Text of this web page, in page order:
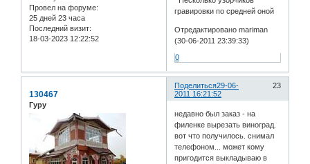
Провел на форуме:
25 дней 23 часа
Последний визит:
18-03-2023 12:22:52
гравировки по средней оной
Отредактировано mariman
(30-06-2011 23:39:33)
0
Поделиться 23
29-06-
2011 16:21:52
130467
Гуру
недавно был заказ - на
филенке вырезать виноград.
вот что получилось. снимал
телефоном... может кому
пригодится выкладываю в